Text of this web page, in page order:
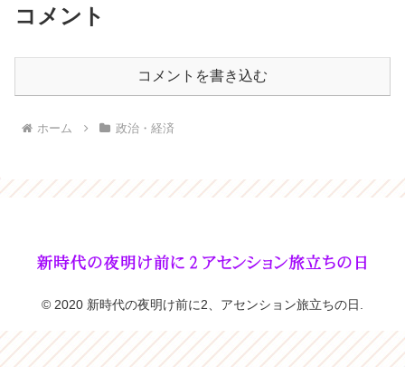
コメント
コメントを書き込む
ホーム 政治・経済
© 2020 新時代の夜明け前に2、アセンション旅立ちの日.